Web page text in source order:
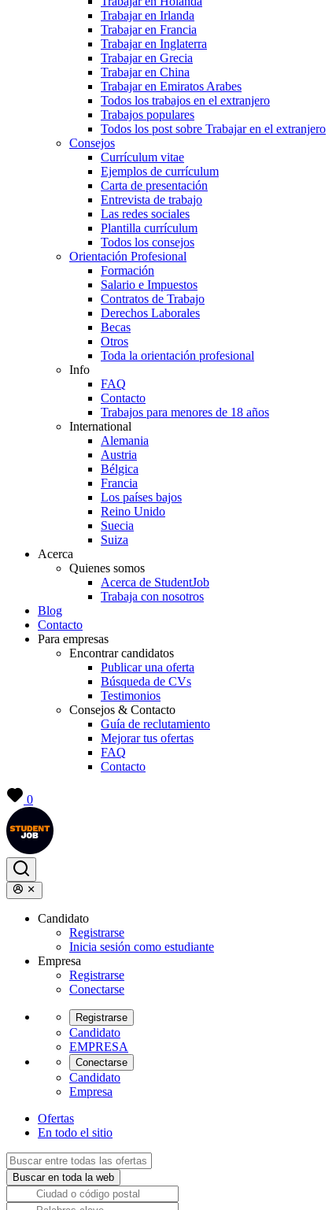
Trabajar en Irlanda
Trabajar en Francia
Trabajar en Inglaterra
Trabajar en Grecia
Trabajar en China
Trabajar en Emiratos Arabes
Todos los trabajos en el extranjero
Trabajos populares
Todos los post sobre Trabajar en el extranjero
Consejos
Currículum vitae
Ejemplos de currículum
Carta de presentación
Entrevista de trabajo
Las redes sociales
Plantilla currículum
Todos los consejos
Orientación Profesional
Formación
Salario e Impuestos
Contratos de Trabajo
Derechos Laborales
Becas
Otros
Toda la orientación profesional
Info
FAQ
Contacto
Trabajos para menores de 18 años
International
Alemania
Austria
Bélgica
Francia
Los países bajos
Reino Unido
Suecia
Suiza
Acerca
Quienes somos
Acerca de StudentJob
Trabaja con nosotros
Blog
Contacto
Para empresas
Encontrar candidatos
Publicar una oferta
Búsqueda de CVs
Testimonios
Consejos & Contacto
Guía de reclutamiento
Mejorar tus ofertas
FAQ
Contacto
0
Candidato
Registrarse
Inicia sesión como estudiante
Empresa
Registrarse
Conectarse
Registrarse
Candidato
EMPRESA
Conectarse
Candidato
Empresa
Ofertas
En todo el sitio